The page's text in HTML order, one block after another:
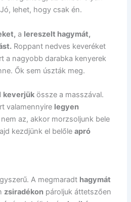
lehet, hogy csak én.
a lereszelt hagymát,
Roppant nedves keveréket
a nagyobb darabka kenyerek
Ők sem úszták meg.
keverjük össze a masszával.
valamennyire legyen
az, akkor morzsoljunk bele
kezdjünk el belőleapró
A megmaradt hagymát
zsiradékon pároljuk áttetszően